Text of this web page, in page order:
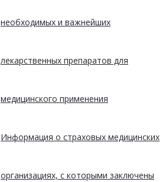
необходимых и важнейших
лекарственных препаратов для
медицинского применения
Информация о страховых медицинских
организациях, с которыми заключены